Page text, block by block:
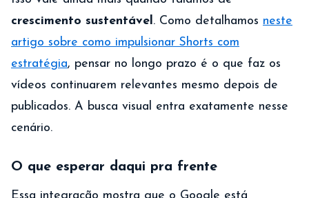
crescimento sustentável. Como detalhamos neste
artigo sobre como impulsionar Shorts com
estratégia, pensar no longo prazo é o que faz os
vídeos continuarem relevantes mesmo depois de
publicados. A busca visual entra exatamente nesse
cenário.
O que esperar daqui pra frente